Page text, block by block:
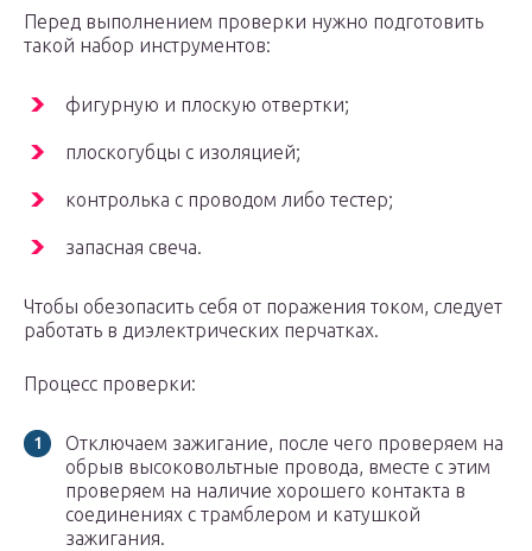
Перед выполнением проверки нужно подготовить
такой набор инструментов:
фигурную и плоскую отвертки;
плоскогубцы с изоляцией;
контролька с проводом либо тестер;
запасная свеча.
Чтобы обезопасить себя от поражения током, следует
работать в диэлектрических перчатках.
Процесс проверки:
Отключаем зажигание, после чего проверяем на
обрыв высоковольтные провода, вместе с этим
проверяем на наличие хорошего контакта в
соединениях с трамблером и катушкой
зажигания.